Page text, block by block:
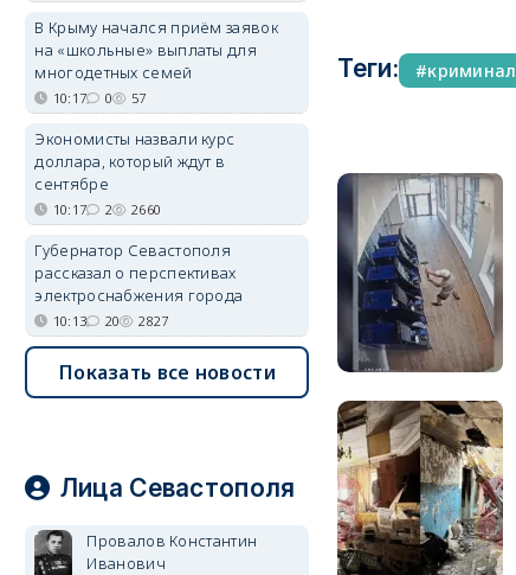
Теги: криминал
В Крыму начался приём заявок
на «школьные» выплаты для
многодетных семей
10:17 0 57
Экономисты назвали курс
доллара, который ждут в
сентябре
10:17 2 2660
Губернатор Севастополя
рассказал о перспективах
электроснабжения города
10:13 20 2827
Показать все новости
Лица Севастополя
Провалов Константин
Иванович